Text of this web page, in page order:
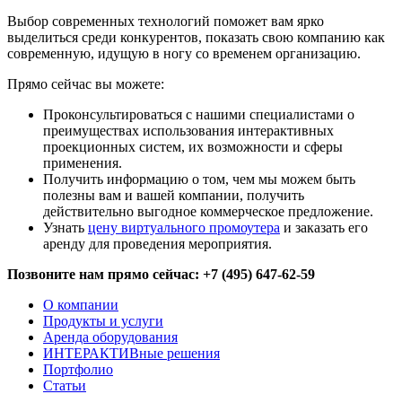
Выбор современных технологий поможет вам ярко
выделиться среди конкурентов, показать свою компанию как
современную, идущую в ногу со временем организацию.
Прямо сейчас вы можете:
Проконсультироваться с нашими специалистами о
преимуществах использования интерактивных
проекционных систем, их возможности и сферы
применения.
Получить информацию о том, чем мы можем быть
полезны вам и вашей компании, получить
действительно выгодное коммерческое предложение.
Узнать цену виртуального промоутера и заказать его
аренду для проведения мероприятия.
Позвоните нам прямо сейчас: +7 (495) 647-62-59
О компании
Продукты и услуги
Аренда оборудования
ИНТЕРАКТИВные решения
Портфолио
Статьи